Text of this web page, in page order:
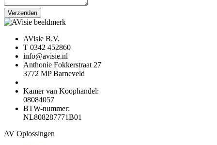
Verzenden
AVisie B.V.
T 0342 452860
info@avisie.nl
Anthonie Fokkerstraat 27
3772 MP Barneveld
Kamer van Koophandel:
08084057
BTW-nummer:
NL808287771B01
AV Oplossingen